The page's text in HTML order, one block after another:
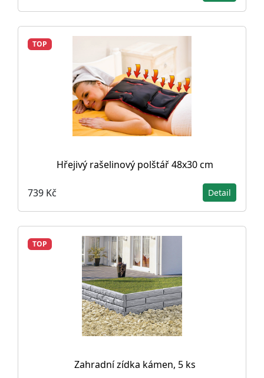
TOP
Hřejivý rašelinový polštář 48x30 cm
739 Kč Detail
TOP
Zahradní zídka kámen, 5 ks